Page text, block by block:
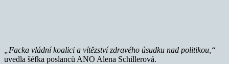
„Facka vládní koalici a vítězství zdravého úsudku nad politikou,“
uvedla šéfka poslanců ANO Alena Schillerová.